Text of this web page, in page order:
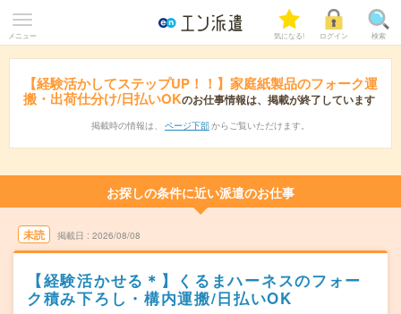
メニュー 気になる! ログイン 検索
【経験活かしてステップUP！！】家庭紙製品のフォーク運
搬・出荷仕分け/日払いOKのお仕事情報は、掲載が終了しています
掲載時の情報は、 ページ下部 からご覧いただけます。
お探しの条件に近い派遣のお仕事
未読 掲載日 2026/08/08
【経験活かせる＊】くるまハーネスのフォー
ク積み下ろし・構内運搬/日払いOK